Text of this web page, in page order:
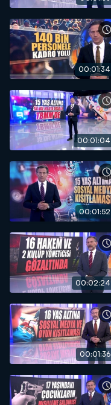
00:01:34
00:01:04
00:01:52
00:02:24
00:01:36